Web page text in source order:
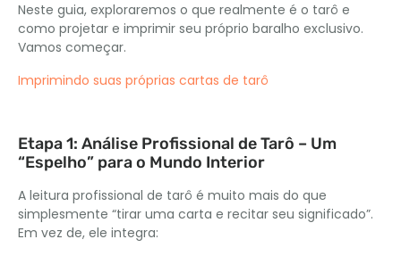
Neste guia, exploraremos o que realmente é o tarô e
como projetar e imprimir seu próprio baralho exclusivo.
Vamos começar.
Imprimindo suas próprias cartas de tarô
Etapa 1: Análise Profissional de Tarô – Um
“Espelho” para o Mundo Interior
A leitura profissional de tarô é muito mais do que
simplesmente “tirar uma carta e recitar seu significado”.
Em vez de, ele integra: